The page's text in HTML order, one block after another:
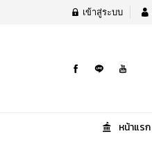
เข้าสู่ระบบ
หน้าแรก